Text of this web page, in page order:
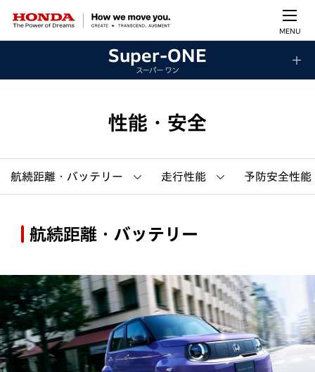
MENU
Super-ONE
スーパー ワン
性能・安全
航続距離・バッテリー 走行性能 予防安全性能
航続距離・バッテリー